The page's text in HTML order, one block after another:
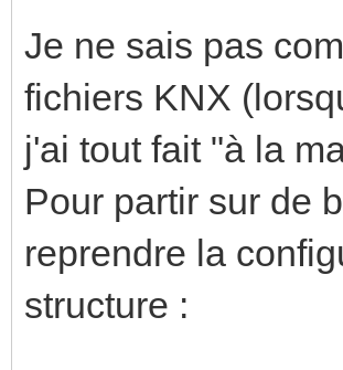
Je ne sais pas
fichiers KNX
j'ai tout fait "à la
Pour partir sur de
reprendre la
structure :